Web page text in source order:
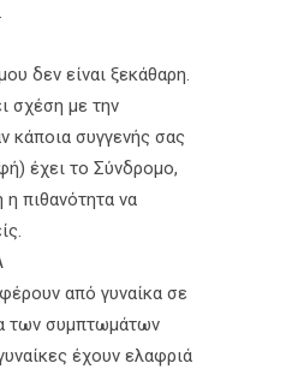
δεν είναι ξεκάθαρη.
σχέση με την
κάποια συγγενής σας
έχει το Σύνδρομο,
η πιθανότητα να
από γυναίκα σε
των συμπτωμάτων
έχουν ελαφριά